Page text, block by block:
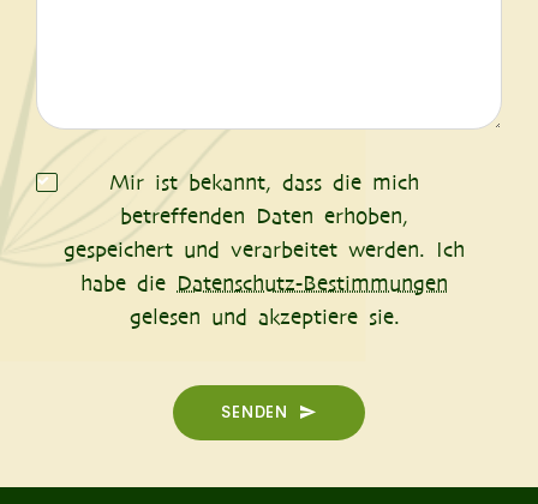
Mir ist bekannt, dass die mich
betreffenden Daten erhoben,
gespeichert und verarbeitet werden. Ich
habe die Datenschutz-Bestimmungen
gelesen und akzeptiere sie.
SENDEN